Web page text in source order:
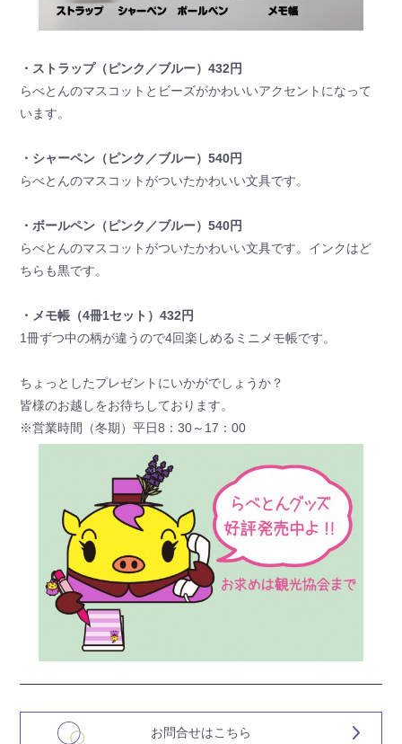
・ストラップ（ピンク／ブルー）432円
らべとんのマスコットとビーズがかわいいアクセントになって
います。
・シャーペン（ピンク／ブルー）540円
らべとんのマスコットがついたかわいい文具です。
・ボールペン（ピンク／ブルー）540円
らべとんのマスコットがついたかわいい文具です。インクはど
ちらも黒です。
・メモ帳（4冊1セット）432円
1冊ずつ中の柄が違うので4回楽しめるミニメモ帳です。
ちょっとしたプレゼントにいかがでしょうか？
皆様のお越しをお待ちしております。
※営業時間（冬期）平日8：30～17：00
お問合せはこちら